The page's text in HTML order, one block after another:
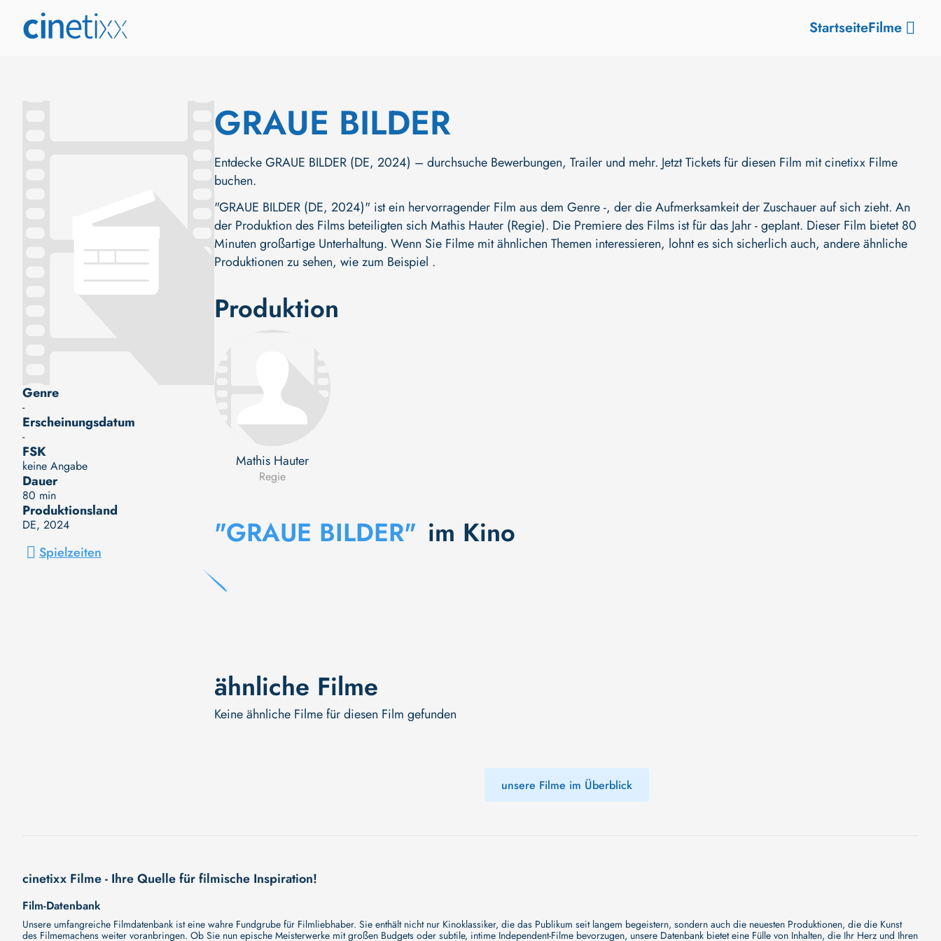
StartseiteFilme
Genre
-
Erscheinungsdatum
-
FSK
keine Angabe
Dauer
80 min
Produktionsland
DE, 2024
Spielzeiten
GRAUE BILDER
Entdecke GRAUE BILDER (DE, 2024) – durchsuche Bewerbungen, Trailer und mehr. Jetzt Tickets für diesen Film mit cinetixx Filme
buchen.
"GRAUE BILDER (DE, 2024)" ist ein hervorragender Film aus dem Genre -, der die Aufmerksamkeit der Zuschauer auf sich zieht. An
der Produktion des Films beteiligten sich Mathis Hauter (Regie). Die Premiere des Films ist für das Jahr - geplant. Dieser Film bietet 80
Minuten großartige Unterhaltung. Wenn Sie Filme mit ähnlichen Themen interessieren, lohnt es sich sicherlich auch, andere ähnliche
Produktionen zu sehen, wie zum Beispiel .
Produktion
Mathis Hauter
Regie
"GRAUE BILDER" im Kino
ähnliche Filme
Keine ähnliche Filme für diesen Film gefunden
unsere Filme im Überblick
cinetixx Filme - Ihre Quelle für filmische Inspiration!
Film-Datenbank
Unsere umfangreiche Filmdatenbank ist eine wahre Fundgrube für Filmliebhaber. Sie enthält nicht nur Kinoklassiker, die das Publikum seit langem begeistern, sondern auch die neuesten Produktionen, die die Kunst
des Filmemachens weiter voranbringen. Ob Sie nun epische Meisterwerke mit großen Budgets oder subtile, intime Independent-Filme bevorzugen, unsere Datenbank bietet eine Fülle von Inhalten, die Ihr Herz und Ihren